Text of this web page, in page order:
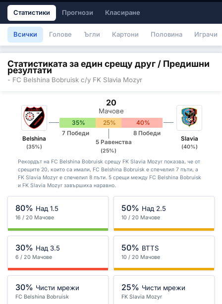
Статистики Прогнози Класиране
Всички Голове Ъгли Картони Половина Играчи
Статистиката за един срещу друг / Предишни
резултати
- FC Belshina Bobruisk с/у FK Slavia Mozyr
Belshina
(35%)
20
Мачове
35% 25% 40%
7 Победи
5 Равенства
(25%)
8 Победи
Slavia
(40%)
Рекордът на FC Belshina Bobruisk срещу FK Slavia Mozyr показва, че от
срещите 20, които са имали, FC Belshina Bobruisk е спечелил 7 пъти, а
FK Slavia Mozyr е спечелил 8 пъти. 5 срещи между FC Belshina Bobruisk
и FK Slavia Mozyr завършиха наравно.
80% Над 1.5
16 / 20 Мачове
50% Над 2.5
10 / 20 Мачове
30% Над 3.5
6 / 20 Мачове
50% BTTS
10 / 20 Мачове
30% Чисти мрежи
FC Belshina Bobruisk
25% Чисти мрежи
FK Slavia Mozyr